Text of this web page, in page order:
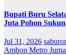
Bupati Buru
Juta Pohon Sukun
Jul 31, 2026
Ambon Metro